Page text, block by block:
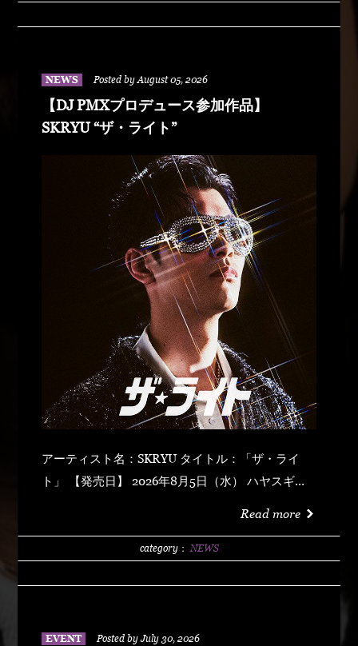
MANLEXKILLAHSHARKHEDMAO & MAGOODZ
NEWS Posted by August 05, 2026
【DJ PMXプロデュース参加作品】
SKRYU “ザ・ライト”
アーティスト名：SKRYU タイトル：「ザ・ライ
ト」 【発売日】 2026年8月5日（水） ハヤスギテ
リング (prod by DJ PMX) マッパ・ノ・オウサマ
Read more
category： NEWS
EVENT Posted by July 30, 2026